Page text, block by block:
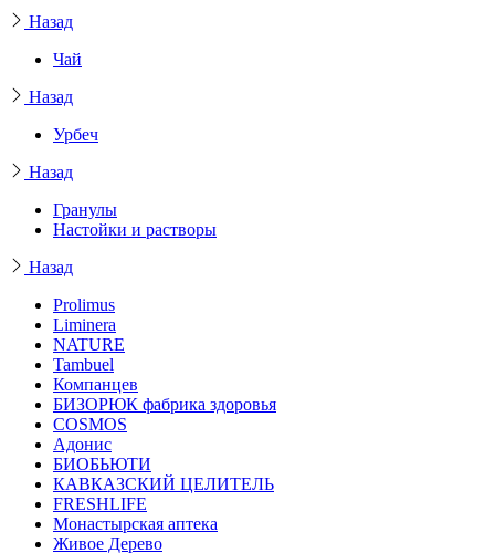
Назад
Чай
Назад
Урбеч
Назад
Гранулы
Настойки и растворы
Назад
Prolimus
Liminera
NATURE
Tambuel
Компанцев
БИЗОРЮК фабрика здоровья
COSMOS
Адонис
БИОБЬЮТИ
КАВКАЗСКИЙ ЦЕЛИТЕЛЬ
FRESHLIFE
Монастырская аптека
Живое Дерево